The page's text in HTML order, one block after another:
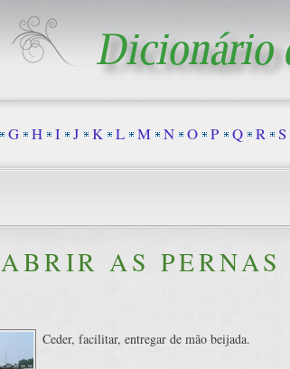
ABRIR AS PERNAS
Ceder, facilitar, entregar de mão beijada.
G H I J K L M N O P Q R S